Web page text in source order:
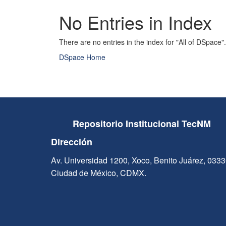
No Entries in Index
There are no entries in the index for "All of DSpace".
DSpace Home
Repositorio Institucional TecNM
Dirección
Av. Universidad 1200, Xoco, Benito Juárez,
Ciudad de México, CDMX.